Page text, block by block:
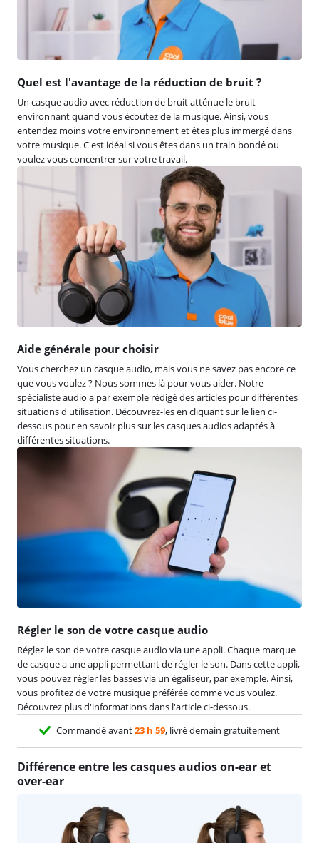
Quel est l'avantage de la réduction de bruit ?
Un casque audio avec réduction de bruit atténue le bruit
environnant quand vous écoutez de la musique. Ainsi, vous
entendez moins votre environnement et êtes plus immergé dans
votre musique. C'est idéal si vous êtes dans un train bondé ou
voulez vous concentrer sur votre travail.
Aide générale pour choisir
Vous cherchez un casque audio, mais vous ne savez pas encore ce
que vous voulez ? Nous sommes là pour vous aider. Notre
spécialiste audio a par exemple rédigé des articles pour différentes
situations d'utilisation. Découvrez-les en cliquant sur le lien ci-
dessous pour en savoir plus sur les casques audios adaptés à
différentes situations.
Régler le son de votre casque audio
Réglez le son de votre casque audio via une appli. Chaque marque
de casque a une appli permettant de régler le son. Dans cette appli,
vous pouvez régler les basses via un égaliseur, par exemple. Ainsi,
vous profitez de votre musique préférée comme vous voulez.
Découvrez plus d'informations dans l'article ci-dessous.
Commandé avant23 h 59, livré demain gratuitement
Différence entre les casques audios on-ear et
over-ear